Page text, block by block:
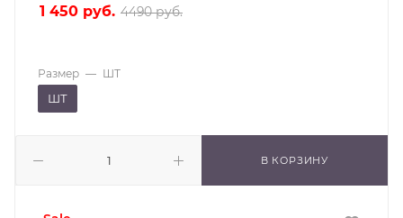
1 450 руб. 4490руб.
В КОРЗИНУ
Размер — ШТ
ШТ